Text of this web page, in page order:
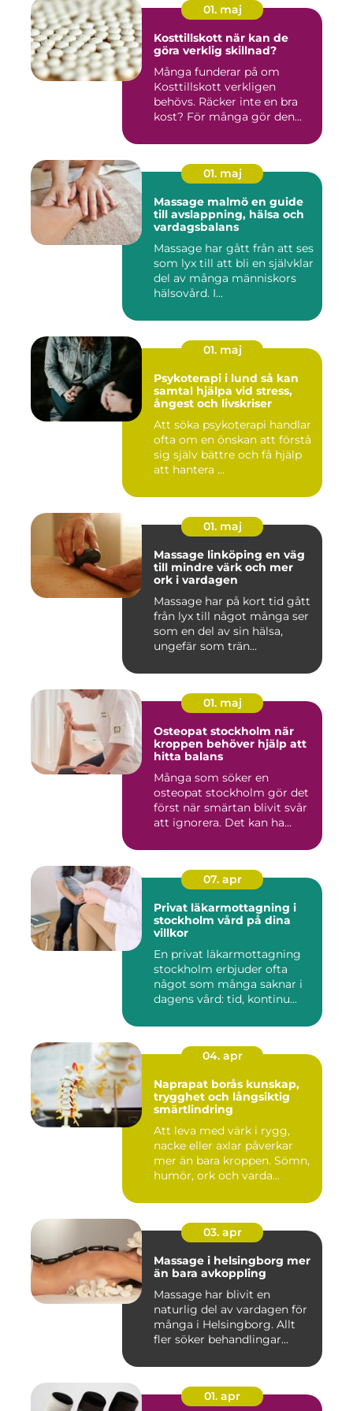
01. maj
Kosttillskott när kan de
göra verklig skillnad?
Många funderar på om
Kosttillskott verkligen
behövs. Räcker inte en bra
kost? För många gör den
01. maj
Massage malmö en guide
till avslappning, hälsa och
vardagsbalans
Massage har gått från att ses
som lyx till att bli en självklar
del av många människors
hälsovård. I...
01. maj
Psykoterapi i lund så kan
samtal hjälpa vid stress,
ångest och livskriser
Att söka psykoterapi handlar
ofta om en önskan att förstå
sig själv bättre och få hjälp
att hantera ...
01. maj
Massage linköping en väg
till mindre värk och mer
ork i vardagen
Massage har på kort tid gått
från lyx till något många ser
som en del av sin hälsa,
ungefär som trän...
01. maj
Osteopat stockholm när
kroppen behöver hjälp att
hitta balans
Många som söker en
osteopat stockholm gör det
först när smärtan blivit svår
att ignorera. Det kan ha...
07. apr
Privat läkarmottagning i
stockholm vård på dina
villkor
En privat läkarmottagning
stockholm erbjuder ofta
något som många saknar i
dagens vård: tid, kontinu...
04. apr
Naprapat borås kunskap,
trygghet och långsiktig
smärtlindring
Att leva med värk i rygg,
nacke eller axlar påverkar
mer än bara kroppen. Sömn,
humör, ork och varda...
03. apr
Massage i helsingborg mer
än bara avkoppling
Massage har blivit en
naturlig del av vardagen för
många i Helsingborg. Allt
fler söker behandlingar...
01. apr